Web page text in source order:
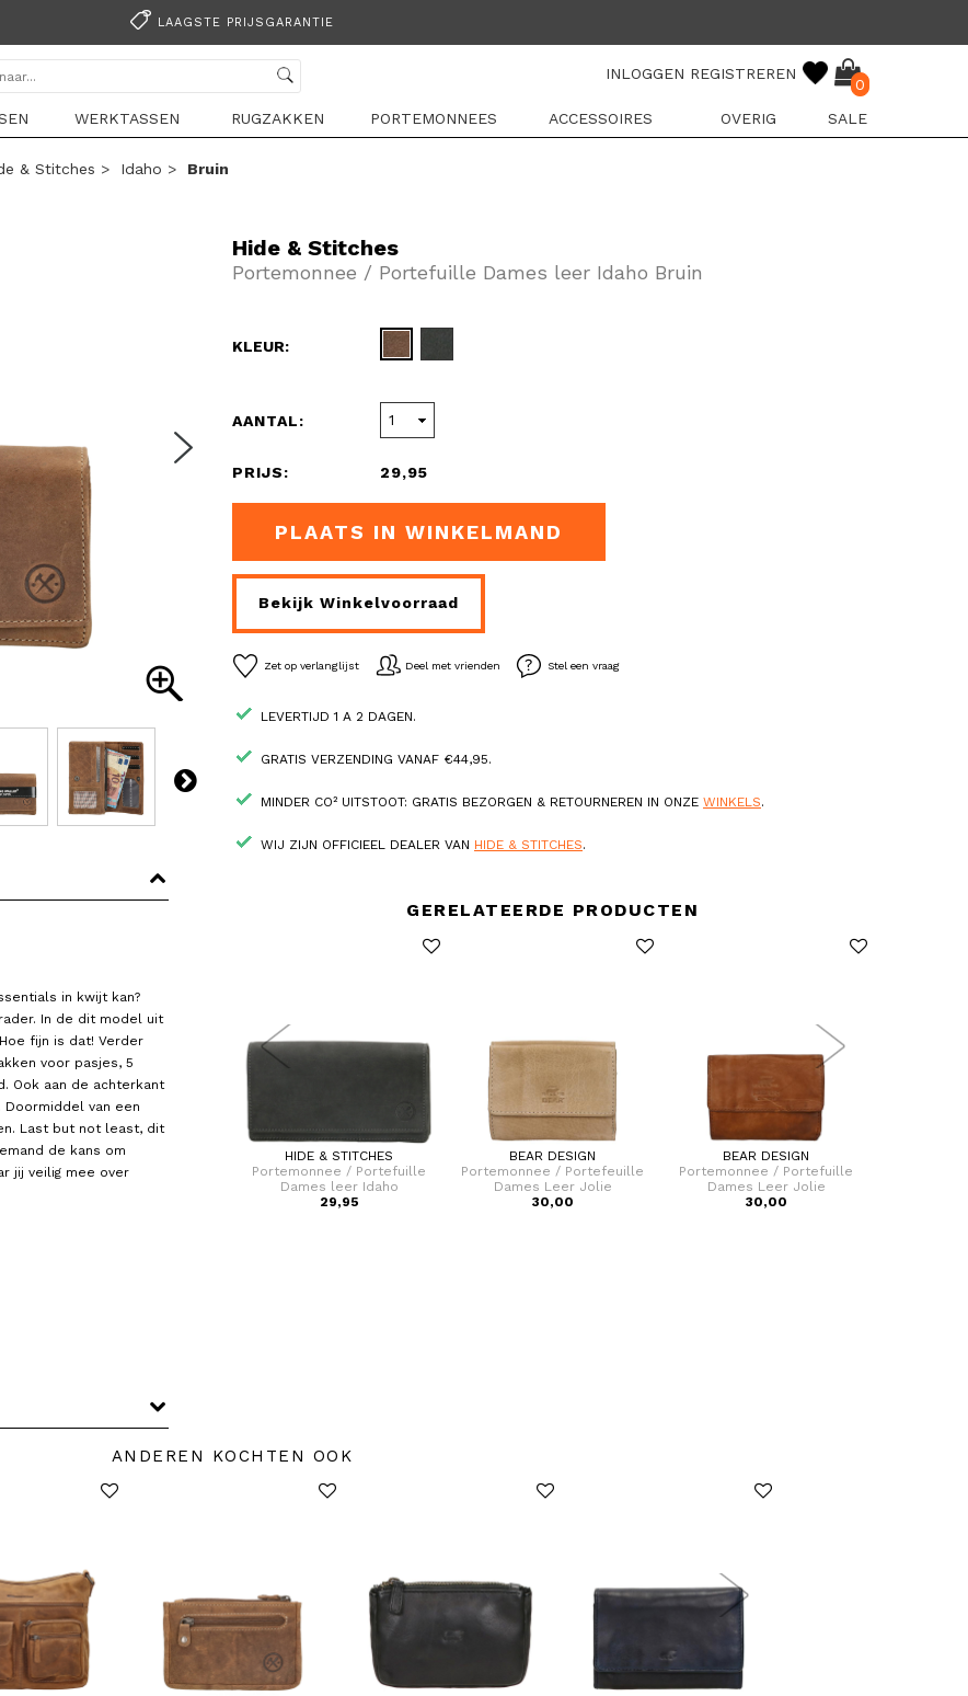
LAAGSTE PRIJSGARANTIE
INLOGGEN REGISTREREN
0
WERKTASSEN RUGZAKKEN PORTEMONNEES ACCESSOIRES OVERIG SALE
& Stitches > Idaho > Bruin
in kwijt kan?
In de dit model uit
fijn is dat! Verder
voor pasjes, 5
Ook aan de achterkant
van een
Last but not least, dit
de kans om
jij veilig mee over
Hide & Stitches
Portemonnee / Portefuille Dames leer Idaho Bruin
KLEUR:
AANTAL:
PRIJS: 29,95
PLAATS IN WINKELMAND
Bekijk Winkelvoorraad
Zet op verlanglijst Deel met vrienden Stel een vraag
LEVERTIJD 1 A 2 DAGEN.
GRATIS VERZENDING VANAF €44,95.
MINDER CO² UITSTOOT: GRATIS BEZORGEN & RETOURNEREN IN ONZE WINKELS.
WIJ ZIJN OFFICIEEL DEALER VAN HIDE & STITCHES.
GERELATEERDE PRODUCTEN
BURKELY
Portemonnee / Portefeuille met
HIDE & STITCHES
Portemonnee / Portefuille
Dames leer Idaho
29,95
BEAR DESIGN
Portemonnee / Portefeuille
Dames Leer Jolie
30,00
BEAR DESIGN
Portemonnee / Portefuille
Dames Leer Jolie
30,00
ANDEREN KOCHTEN OOK